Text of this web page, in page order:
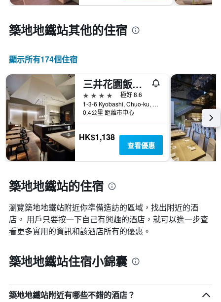
築地地鐵站​其他的住宿
顯示所有174​個住宿
三井花園飯店京橋 / 東京站
4星級
極好 8.6
1-3-6 Kyobashi, Chuo-ku, 東京, 日本
0.4公里 距離市中心
HK$1,138
查看優惠
築地地鐵站的住宿
瀏覽築地地鐵站​附近你準備造訪的區域，找出附近的酒
店。 用戶只要按一下自己有興趣的酒店，就可以進一步查
看更多實用的資訊和該酒店所有的優惠。
築地地鐵站住宿小錦囊
築地地鐵站附近有哪些不錯的酒店？